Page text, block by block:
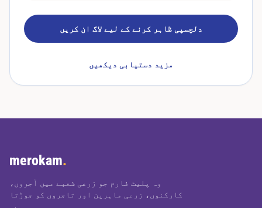
دلچسپی ظاہر کرنے کے لیے لاگ ان کریں
مزید دستیابی دیکھیں
merokam.
وہ پلیٹ فارم جو زرعی شعبے میں آجروں،
کارکنوں، زرعی ماہرین اور تاجروں کو جوڑتا